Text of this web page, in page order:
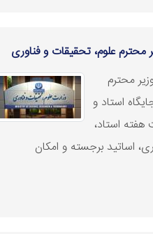
محترم علوم، تحقیقات وفناوری
محترم
استاد و
استاد،
، اساتید برجسته و امکان